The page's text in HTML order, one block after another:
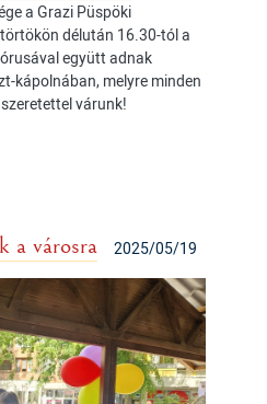
a Grazi Püspöki
délután 16.30-tól a
együtt adnak
kápolnában, melyre minden
várunk!
2025/05/19
a városra